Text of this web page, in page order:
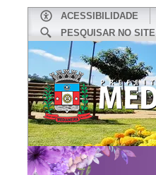
ACESSIBILIDADE
PESQUISAR NO SITE